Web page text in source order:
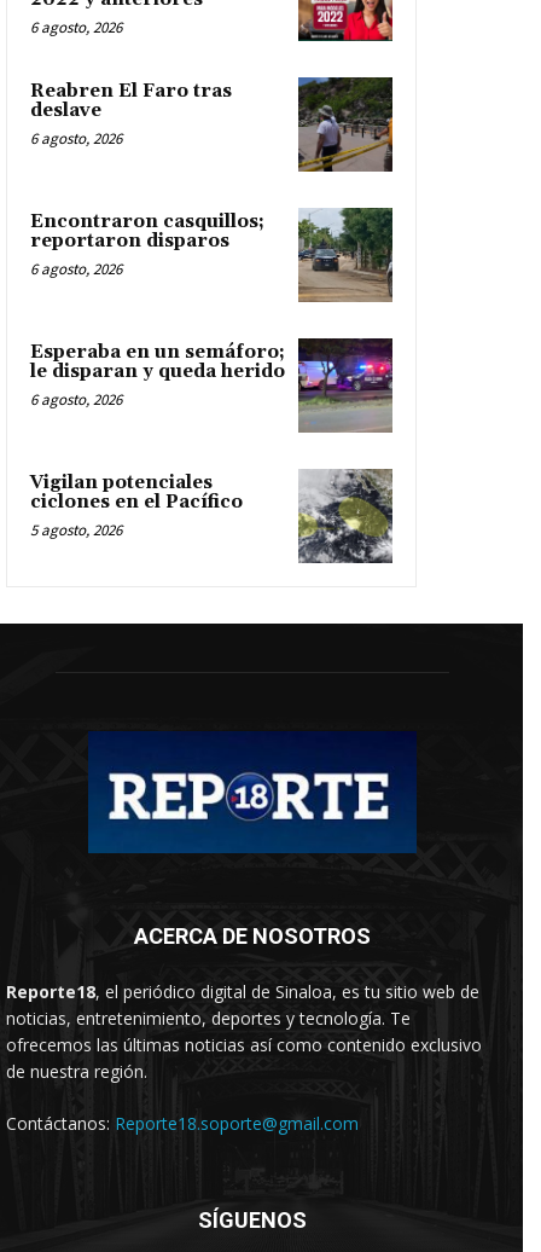
6 agosto, 2026
Reabren El Faro tras
deslave
6 agosto, 2026
Encontraron casquillos;
reportaron disparos
6 agosto, 2026
Esperaba en un semáforo;
le disparan y queda herido
6 agosto, 2026
Vigilan potenciales
ciclones en el Pacífico
5 agosto, 2026
ACERCA DE NOSOTROS
Reporte18, el periódico digital de Sinaloa, es tu sitio web de
noticias, entretenimiento, deportes y tecnología. Te
ofrecemos las últimas noticias así como contenido exclusivo
de nuestra región.
Contáctanos: Reporte18.soporte@gmail.com
SÍGUENOS